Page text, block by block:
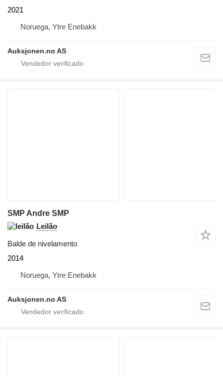
2021
Noruega, Ytre Enebakk
Auksjonen.no AS
SMP Andre SMP
Leilão
Balde de nivelamento
2014
Noruega, Ytre Enebakk
Auksjonen.no AS